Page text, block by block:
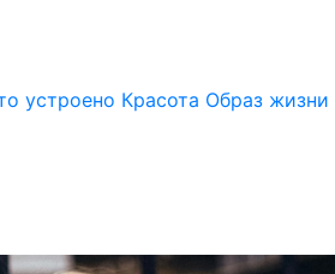
устроено Красота Образ жизни